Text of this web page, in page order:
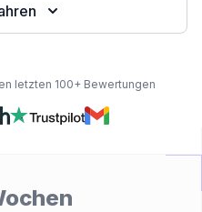
letzten 100+ Bewertungen